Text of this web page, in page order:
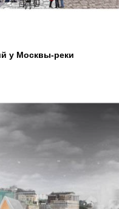
у Москвы-реки